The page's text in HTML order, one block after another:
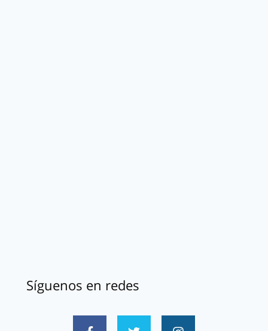
Síguenos en redes